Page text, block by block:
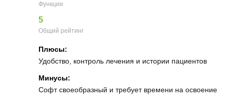
Функции
5
Общий рейтинг
Плюсы:
Удобство, контроль лечения и истории пациентов
Минусы:
Софт своеобразный и требует времени на освоение